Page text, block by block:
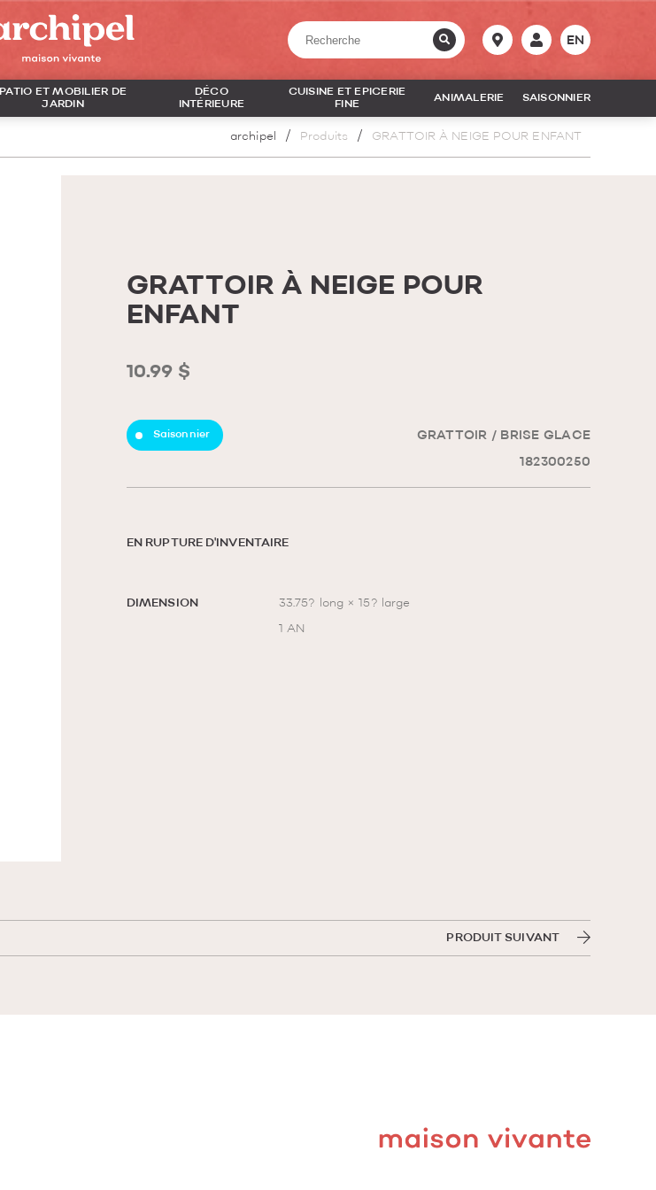
EN
PATIO ET MOBILIER DE
JARDIN
DÉCO
INTÉRIEURE
CUISINE ET EPICERIE
FINE
ANIMALERIE SAISONNIER
archipel Produits GRATTOIR À NEIGE POUR ENFANT
GRATTOIR À NEIGE POUR
ENFANT
10.99 $
Saisonnier GRATTOIR / BRISE GLACE
182300250
EN RUPTURE D'INVENTAIRE
DIMENSION 33.75? long × 15? large
1 AN
PRODUIT SUIVANT